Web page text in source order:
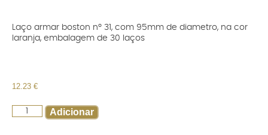
Laço armar boston nº 31, com 95mm de diametro, na cor
laranja, embalagem de 30 laços
12.23 €
Adicionar